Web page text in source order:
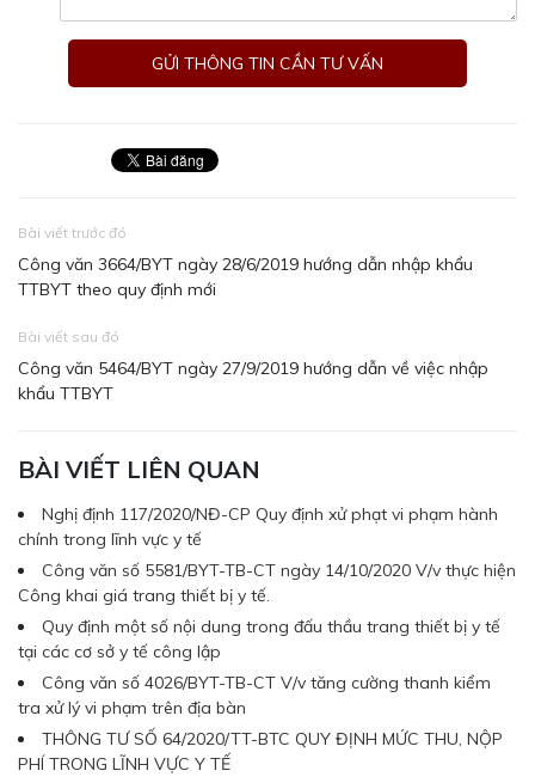
Bài viết trước đó
Công văn 3664/BYT ngày 28/6/2019 hướng dẫn nhập khẩu
TTBYT theo quy định mới
Bài viết sau đó
Công văn 5464/BYT ngày 27/9/2019 hướng dẫn về việc nhập
khẩu TTBYT
BÀI VIẾT LIÊN QUAN
Nghị định 117/2020/NĐ-CP Quy định xử phạt vi phạm hành
chính trong lĩnh vực y tế
Công văn số 5581/BYT-TB-CT ngày 14/10/2020 V/v thực hiện
Công khai giá trang thiết bị y tế.
Quy định một số nội dung trong đấu thầu trang thiết bị y tế
tại các cơ sở y tế công lập
Công văn số 4026/BYT-TB-CT V/v tăng cường thanh kiểm
tra xử lý vi phạm trên địa bàn
THÔNG TƯ SỐ 64/2020/TT-BTC QUY ĐỊNH MỨC THU, NỘP
PHÍ TRONG LĨNH VỰC Y TẾ